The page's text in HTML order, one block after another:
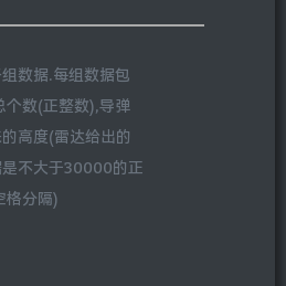
数据.每组数据包
个数(正整数),导弹
高度(雷达给出的
是不大于30000的正
格分隔)